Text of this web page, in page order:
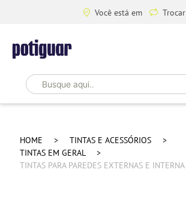
Você está em Trocar
HOME
TINTAS E ACESSÓRIOS
TINTAS EM GERAL
TINTAS PARA PAREDES EXTERNAS E INTERNA